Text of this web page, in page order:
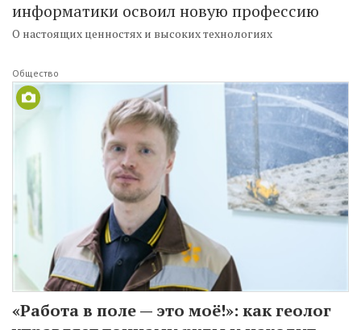
информатики освоил новую профессию
О настоящих ценностях и высоких технологиях
Общество
«Работа в поле — это моё!»: как геолог